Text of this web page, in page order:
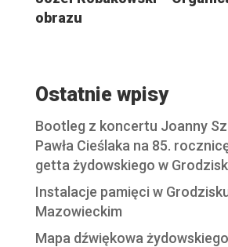
obrazu
Ostatnie wpisy
Bootleg z koncertu Joanny
Pawła Cieślaka na 85.
getta żydowskiego w
Instalacje pamięci w
Mazowieckim
Mapa dźwiękowa